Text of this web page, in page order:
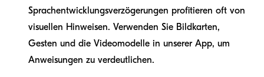
Sprachentwicklungsverzögerungen profitieren oft von
visuellen Hinweisen. Verwenden Sie Bildkarten,
Gesten und die Videomodelle in unserer App, um
Anweisungen zu verdeutlichen.